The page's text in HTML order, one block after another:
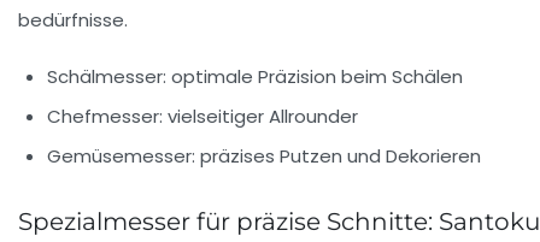
Schälmesser: optimale Präzision beim Schälen
Chefmesser: vielseitiger Allrounder
Gemüsemesser: präzises Putzen und Dekorieren
Spezialmesser für präzise Schnitte: